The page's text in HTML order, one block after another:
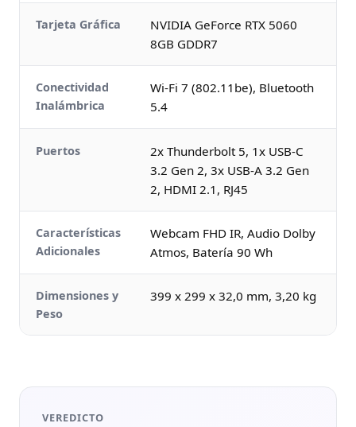
Tarjeta Gráfica
NVIDIA GeForce RTX 5060
8GB GDDR7
Conectividad
Inalámbrica
Wi-Fi 7 (802.11be), Bluetooth
5.4
Puertos
2x Thunderbolt 5, 1x USB-C
3.2 Gen 2, 3x USB-A 3.2 Gen
2, HDMI 2.1, RJ45
Características
Adicionales
Webcam FHD IR, Audio Dolby
Atmos, Batería 90 Wh
Dimensiones y
Peso
399 x 299 x 32,0 mm, 3,20 kg
VEREDICTO